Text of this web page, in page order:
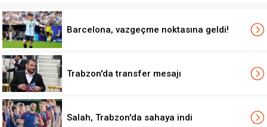
Barcelona, vazgeçme noktasına geldi!
Trabzon'da transfer mesajı
Salah, Trabzon'da sahaya indi